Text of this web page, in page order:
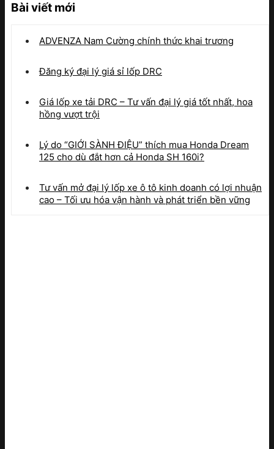
Bài viết mới
ADVENZA Nam Cường chính thức khai trương
Đăng ký đại lý giá sỉ lốp DRC
Giá lốp xe tải DRC – Tư vấn đại lý giá tốt nhất, hoa
hồng vượt trội
Lý do “GIỚI SÀNH ĐIỆU” thích mua Honda Dream
125 cho dù đắt hơn cả Honda SH 160i?
Tư vấn mở đại lý lốp xe ô tô kinh doanh có lợi nhuận
cao – Tối ưu hóa vận hành và phát triển bền vững